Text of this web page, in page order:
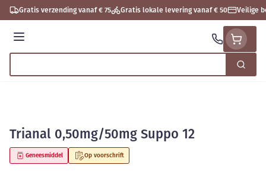
Ga naar de inhoud
Gratis verzending vanaf € 75 Gratis lokale levering vanaf € 50 Veilige
Menu
Zoek
Trianal 0,50mg/50mg Suppo 12
Op voorschrift
Geneesmiddel